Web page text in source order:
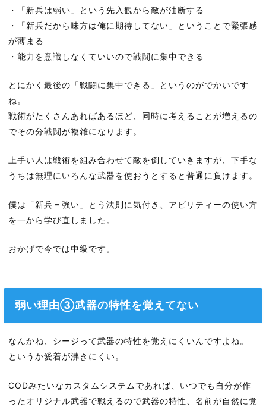
・「新兵は弱い」という先入観から敵が油断する
・「新兵だから味方は俺に期待してない」ということで緊張感
が薄まる
・能力を意識しなくていいので戦闘に集中できる
とにかく最後の「戦闘に集中できる」というのがでかいです
ね。
戦術がたくさんあればあるほど、同時に考えることが増えるの
でその分戦闘が複雑になります。
上手い人は戦術を組み合わせて敵を倒していきますが、下手な
うちは無理にいろんな武器を使おうとすると普通に負けます。
僕は「新兵＝強い」とう法則に気付き、アビリティーの使い方
を一から学び直しました。
おかげで今では中級です。
弱い理由③武器の特性を覚えてない
なんかね、シージって武器の特性を覚えにくいんですよね。
というか愛着が沸きにくい。
CODみたいなカスタムシステムであれば、いつでも自分が作
ったオリジナル武器で戦えるので武器の特性、名前が自然に覚